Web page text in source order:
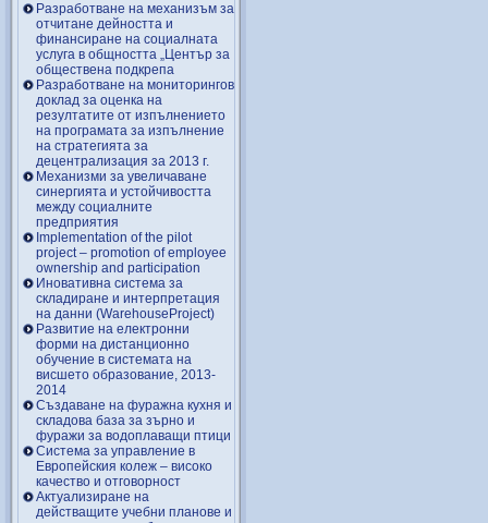
Разработване на механизъм за
отчитане дейността и
финансиране на социалната
услуга в общността „Център за
обществена подкрепа
Разработване на мониторингов
доклад за оценка на
резултатите от изпълнението
на програмата за изпълнение
на стратегията за
децентрализация за 2013 г.
Механизми за увеличаване
синергията и устойчивостта
между социалните
предприятия
Implementation of the pilot
project – promotion of employee
ownership and participation
Иновативна система за
складиране и интерпретация
на данни (WarehouseProject)
Развитие на електронни
форми на дистанционно
обучение в системата на
висшето образование, 2013-
2014
Създаване на фуражна кухня и
складова база за зърно и
фуражи за водоплаващи птици
Система за управление в
Европейския колеж – високо
качество и отговорност
Актуализиране на
действащите учебни планове и